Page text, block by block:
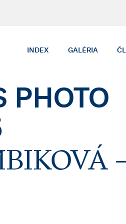
INDEX GALÉRIA
PHOTO